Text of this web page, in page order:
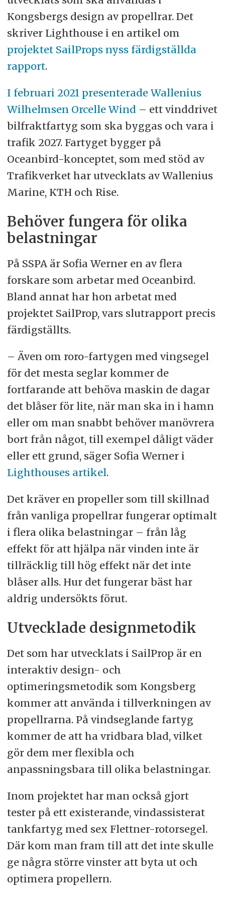
Kongsbergs design av propellrar. Det
skriver Lighthouse i en artikel om
projektet SailProps nyss färdigställda
rapport.
I februari 2021 presenterade Wallenius
Wilhelmsen Orcelle Wind– ett vinddrivet
bilfraktfartyg som ska byggas och vara i
trafik 2027. Fartyget bygger på
Oceanbird-konceptet, som med stöd av
Trafikverket har utvecklats av Wallenius
Marine, KTH och Rise.
Behöver fungera för olika
belastningar
På SSPA är Sofia Werner en av flera
forskare som arbetar med Oceanbird.
Bland annat har hon arbetat med
projektet SailProp, vars slutrapport precis
färdigställts.
– Även om roro-fartygen med vingsegel
för det mesta seglar kommer de
fortfarande att behöva maskin de dagar
det blåser för lite, när man ska in i hamn
eller om man snabbt behöver manövrera
bort från något, till exempel dåligt väder
eller ett grund, säger Sofia Werner i
Lighthouses artikel.
Det kräver en propeller som till skillnad
från vanliga propellrar fungerar optimalt
i flera olika belastningar – från låg
effekt för att hjälpa när vinden inte är
tillräcklig till hög effekt när det inte
blåser alls. Hur det fungerar bäst har
aldrig undersökts förut.
Utvecklade designmetodik
Det som har utvecklats i SailProp är en
interaktiv design- och
optimeringsmetodik som Kongsberg
kommer att använda i tillverkningen av
propellrarna. På vindseglande fartyg
kommer de att ha vridbara blad, vilket
gör dem mer flexibla och
anpassningsbara till olika belastningar.
Inom projektet har man också gjort
tester på ett existerande, vindassisterat
tankfartyg med sex Flettner-rotorsegel.
Där kom man fram till att det inte skulle
ge några större vinster att byta ut och
optimera propellern.